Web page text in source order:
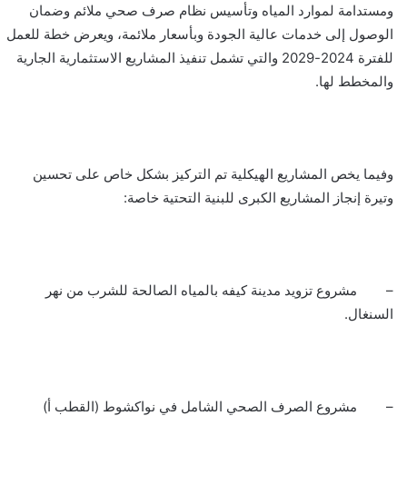
ومستدامة لموارد المياه وتأسيس نظام صرف صحي ملائم وضمان
الوصول إلى خدمات عالية الجودة وبأسعار ملائمة، ويعرض خطة للعمل
للفترة 2024-2029 والتي تشمل تنفيذ المشاريع الاستثمارية الجارية
والمخطط لها.
وفيما يخص المشاريع الهيكلية تم التركيز بشكل خاص على تحسين
وتيرة إنجاز المشاريع الكبرى للبنية التحتية خاصة:
– مشروع تزويد مدينة كيفه بالمياه الصالحة للشرب من نهر
السنغال.
– مشروع الصرف الصحي الشامل في نواكشوط (القطب أ)